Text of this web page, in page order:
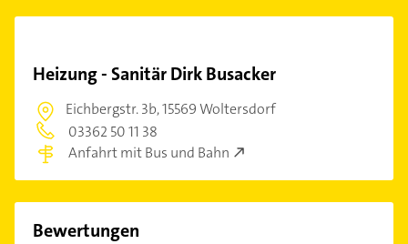
Heizung - Sanitär Dirk Busacker
Eichbergstr. 3b,15569 Woltersdorf
03362 50 11 38
Anfahrt mit Bus und Bahn
Bewertungen